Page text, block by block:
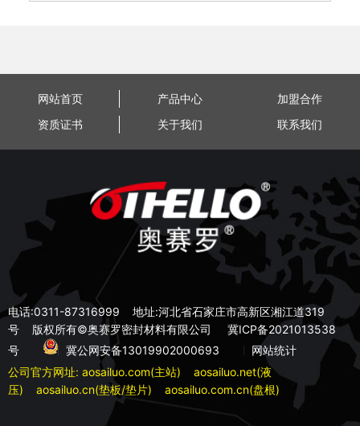
网站首页 产品中心
加盟合作
资质证书
关于我们 联系我们
电话:0311-87316999 地址:河北省石家庄市高新区湘江道319
号 版权所有©奥赛罗密封材料有限公司 冀ICP备2021013538
号
冀公网安备13019902000693
网站统计
公司官方网址: aosailuo.com(主站)
aosailuo.net(液
压)
aosailuo.cn(垫板/垫片) aosailuo.com.cn(盘根)